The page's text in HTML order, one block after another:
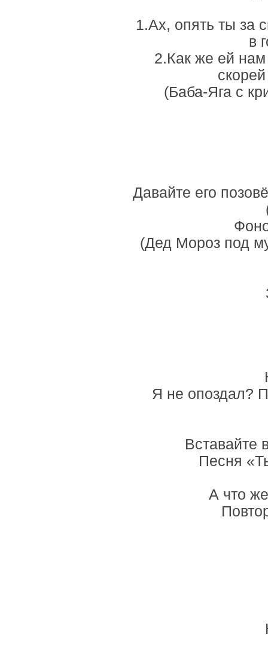
1.Ах, опять ты за
в
2.Как же ей
(Баба-Яга с
Давайте его
(Дед Мороз под
Я не опоздал?
Вставайте
Песня
А что